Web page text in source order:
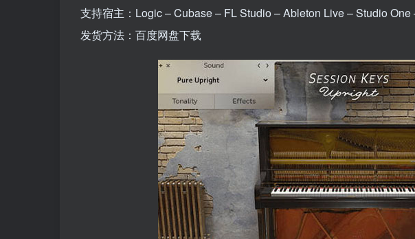
支持宿主：Logic – Cubase – FL Studio – Ableton Live – Studio One
发货方法：百度网盘下载